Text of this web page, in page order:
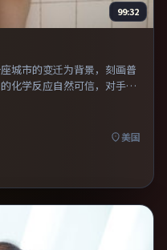
99:32
城市的变迁为背景，刻画普
化学反应自然可信，对手戏
运母题的影迷。
美国